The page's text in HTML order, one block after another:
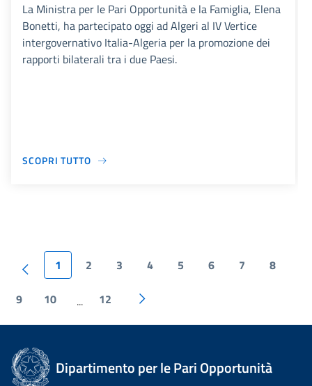
La Ministra per le Pari Opportunità e la Famiglia, Elena
Bonetti, ha partecipato oggi ad Algeri al IV Vertice
intergovernativo Italia-Algeria per la promozione dei
rapporti bilaterali tra i due Paesi.
SCOPRI TUTTO
1 2 3 4 5 6 7 8
9 10 ... 12
Dipartimento per le Pari Opportunità